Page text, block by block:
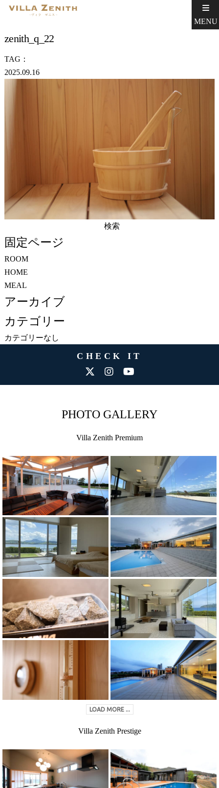
MENU
zenith_q_22
TAG：
2025.09.16
索:
固定ページ
ROOM
HOME
MEAL
アーカイブ
カテゴリー
カテゴリーなし
CHECK IT
PHOTO GALLERY
Villa Zenith Premium
LOAD MORE ...
Villa Zenith Prestige